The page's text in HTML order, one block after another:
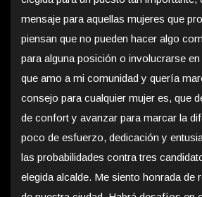
mensaje para aquellas mujeres que
piensan que no pueden hacer algo
para alguna posición o involucrarse
que amo a mi comunidad y quería
consejo para cualquier mujer es, que
de confort y avanzar para marcar la
poco de esfuerzo, dedicación y
las probabilidades contra tres
elegida alcalde. Me siento honrada de